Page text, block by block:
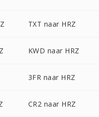
TXT naar HRZ
KWD naar HRZ
3FR naar HRZ
CR2 naar HRZ